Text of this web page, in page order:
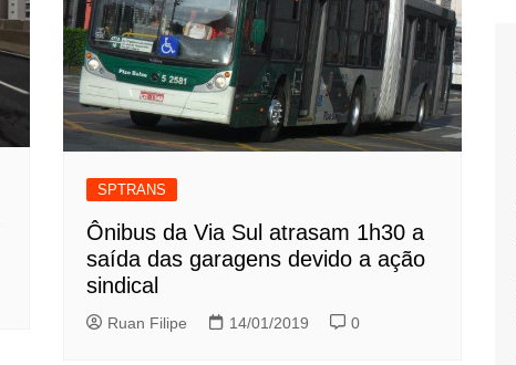
SPTRANS
Ônibus da Via Sul atrasam 1h30 a
saída das garagens devido a ação
sindical
Ruan Filipe 14/01/2019 0